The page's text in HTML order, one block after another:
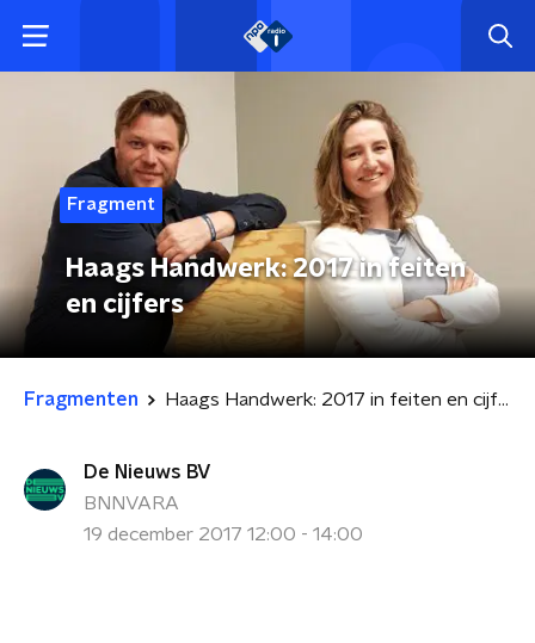
Fragment
Haags Handwerk: 2017 in feiten
en cijfers
Fragmenten Haags Handwerk: 2017 in feiten en cijfers
De Nieuws BV
BNNVARA
19 december 2017 12:00 - 14:00